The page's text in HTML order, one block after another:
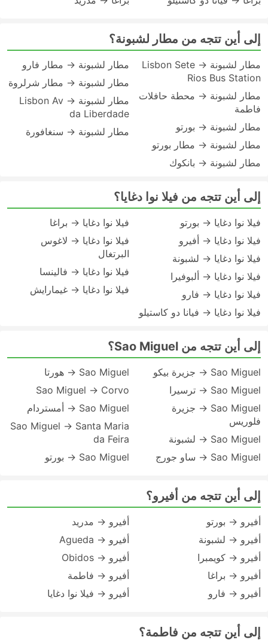
إلى أين تتجه من مطار لشبونة؟
مطار لشبونة → Lisbon Sete
Rios Bus Station
مطار لشبونة → محطة حافلات
فاطمة
مطار لشبونة → بورتو
مطار لشبونة → مطار بورتو
مطار لشبونة → بانكوك
مطار لشبونة → مطار فارو
مطار لشبونة → مطار شرلروة
مطار لشبونة → Lisbon Av
da Liberdade
مطار لشبونة → سنغافورة
إلى أين تتجه من فيلا نوا دغايا؟
فيلا نوا دغايا → بورتو
فيلا نوا دغايا → أفيرو
فيلا نوا دغايا → لشبونة
فيلا نوا دغايا → ألبوفيرا
فيلا نوا دغايا → فارو
فيلا نوا دغايا → فيانا دو كاستيلو
فيلا نوا دغايا → براغا
فيلا نوا دغايا → لاغوس
البرتغال
فيلا نوا دغايا → فالينسا
فيلا نوا دغايا → غيمارايش
إلى أين تتجه من Sao Miguel؟
Sao Miguel → جزيرة بيكو
Sao Miguel → ترسيرا
Sao Miguel → جزيرة
فلوريس
Sao Miguel → لشبونة
Sao Miguel → ساو جورج
Sao Miguel → هورتا
Sao Miguel → Corvo
Sao Miguel → أمستردام
Sao Miguel → Santa Maria
da Feira
Sao Miguel → بورتو
إلى أين تتجه من أفيرو؟
أفيرو → بورتو
أفيرو → لشبونة
أفيرو → كويمبرا
أفيرو → براغا
أفيرو → فارو
أفيرو → مدريد
أفيرو → Agueda
أفيرو → Obidos
أفيرو → فاطمة
أفيرو → فيلا نوا دغايا
إلى أين تتجه من فاطمة؟